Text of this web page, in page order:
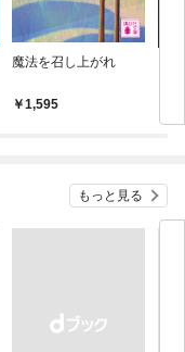
魔法を召し上がれ
1,595
もっと見る